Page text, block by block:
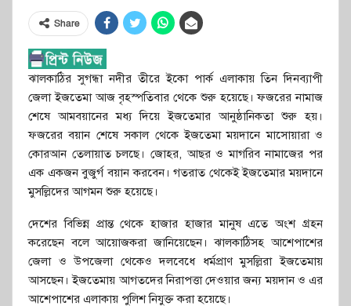
Share
ঝালকাঠির সুগন্ধা নদীর তীরে ইকো পার্ক এলাকায় তিন দিনব্যাপী
জেলা ইজতেমা আজ বৃহস্পতিবার থেকে শুরু হয়েছে। ফজরের নামাজ
শেষে আমবয়ানের মধ্য দিয়ে ইজতেমার আনুষ্ঠানিকতা শুরু হয়।
ফজরের বয়ান শেষে সকাল থেকে ইজতেমা ময়দানে মাসোয়ারা ও
কোরআন তেলায়াত চলছে। জোহর, আছর ও মাগরিব নামাজের পর
এক একজন বুজুর্গ বয়ান করবেন। গতরাত থেকেই ইজতেমার ময়দানে
মুসল্লিদের আগমন শুরু হয়েছে।
দেশের বিভিন্ন প্রান্ত থেকে হাজার হাজার মানুষ এতে অংশ গ্রহন
করেছেন বলে আয়োজকরা জানিয়েছেন। ঝালকাঠিসহ আশেপাশের
জেলা ও উপজেলা থেকেও দলবেধে ধর্মপ্রাণ মুসল্লিরা ইজতেমায়
আসছেন। ইজতেমায় আগতদের নিরাপত্তা দেওয়ার জন্য ময়দান ও এর
আশেপাশের এলাকায় পুলিশ নিযুক্ত করা হয়েছে।